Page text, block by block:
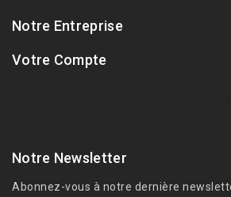
Notre Entreprise
Votre Compte
Notre Newsletter
Abonnez-vous à notre dernière